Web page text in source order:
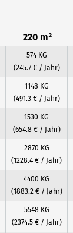
220 m²
574 KG
(245.7 € / Jahr)
1148 KG
(491.3 € / Jahr)
1530 KG
(654.8 € / Jahr)
2870 KG
(1228.4 € / Jahr)
4400 KG
(1883.2 € / Jahr)
5548 KG
(2374.5 € / Jahr)